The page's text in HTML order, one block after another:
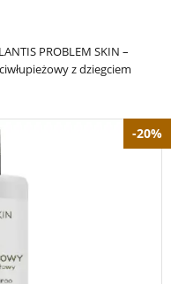
PROBLEM SKIN –
z dziegciem
-20%